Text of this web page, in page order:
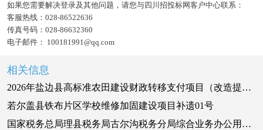
如果您需要解决登录及其他问题，请您与四川招投标网客户中心联系：
客服热线： 028-86522636
传真号码： 028-86632360
电子邮件： 100181991@qq.com
相关信息
2026年盐边县高标准农田建设财政转移支付项目（改造提升）-温泉彝族乡补遗01号
若尔盖县铁布片区学校维修加固建设项目补遗01号
国家税务总局理县税务局古尔沟税务分局综合业务办公用房维修改造项目 补遗书02号